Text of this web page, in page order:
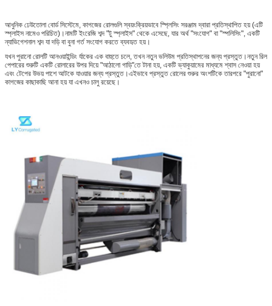
আধুনিক ঢেউতোলা বোর্ড সিস্টেমে, কাগজের রোলগুলি স্বয়ংক্রিয়ভাবে স্প্লিসিং সরঞ্জাম দ্বারা প্রতিস্থাপিত হয় (এটি
স্প্লাইস নামেও পরিচিত)।নামটি ইংরেজি শব্দ "টু স্প্লাইস" থেকে এসেছে, যার অর্থ "সংযোগ" বা "স্পলিসিং", একটি
ন্যাভিগেশনাল শব্দ যা দড়ি বা বুনা গর্ত সংযোগ করতে ব্যবহৃত হয়।
যখন পুরানো রোলটি আনওয়াইন্ডিং র্যাকের এক বাহুতে চলে, তখন নতুন ভলিউম প্রতিস্থাপনের জন্য প্রস্তুত।নতুন রিল
পেপারের শুরুটি একটি রোলারের উপর দিয়ে "আঠালো গাড়ি"তে টানা হয়, একটি ভ্যাকুয়ামের মাধ্যমে শ্বাস নেওয়া হয়
এবং টেপের উভয় পাশে আটকে যাওয়ার জন্য প্রস্তুত।এইভাবে প্রস্তুত রোলের শুরুর অংশটিকে তারপরে "পুরানো"
কাগজের কাছাকাছি আনা হয় যা এখনও চালু রয়েছে।